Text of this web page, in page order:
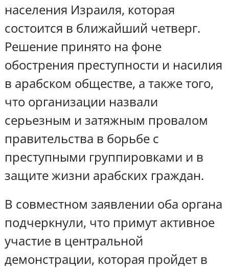
населения Израиля, которая
состоится в ближайший четверг.
Решение принято на фоне
обострения преступности и насилия
в арабском обществе, а также того,
что организации назвали
серьезным и затяжным провалом
правительства в борьбе с
преступными группировками и в
защите жизни арабских граждан.
В совместном заявлении оба органа
подчеркнули, что примут активное
участие в центральной
демонстрации, которая пройдет в